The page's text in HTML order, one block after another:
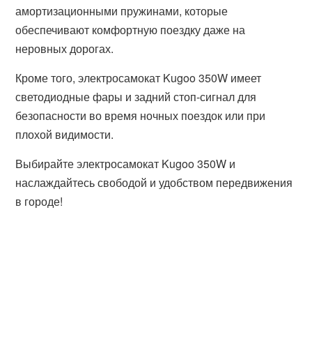
амортизационными пружинами, которые
обеспечивают комфортную поездку даже на
неровных дорогах.
Кроме того, электросамокат Kugoo 350W имеет
светодиодные фары и задний стоп-сигнал для
безопасности во время ночных поездок или при
плохой видимости.
Выбирайте электросамокат Kugoo 350W и
наслаждайтесь свободой и удобством передвижения
в городе!